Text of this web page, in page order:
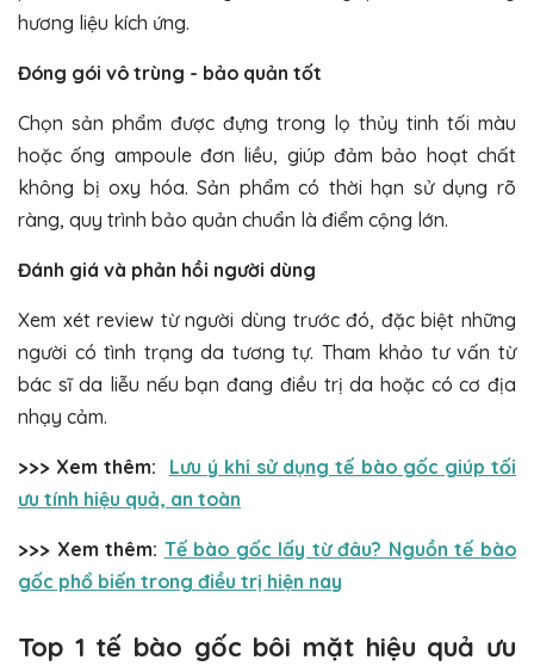
hương liệu kích ứng.
Đóng gói vô trùng - bảo quản tốt
Chọn sản phẩm được đựng trong lọ thủy tinh tối màu
hoặc ống ampoule đơn liều, giúp đảm bảo hoạt chất
không bị oxy hóa. Sản phẩm có thời hạn sử dụng rõ
ràng, quy trình bảo quản chuẩn là điểm cộng lớn.
Đánh giá và phản hồi người dùng
Xem xét review từ người dùng trước đó, đặc biệt những
người có tình trạng da tương tự. Tham khảo tư vấn từ
bác sĩ da liễu nếu bạn đang điều trị da hoặc có cơ địa
nhạy cảm.
>>> Xem thêm:
Lưu ý khi sử dụng tế bào gốc giúp tối
ưu tính hiệu quả, an toàn
>>> Xem thêm: Tế bào gốc lấy từ đâu? Nguồn tế bào
gốc phổ biến trong điều trị hiện nay
Top 1 tế bào gốc bôi mặt hiệu quả ưu